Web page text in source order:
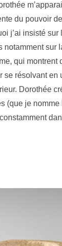
du pouvoir
j’ai insisté
notamment sur
qui montrent
se résolvant en
Dorothée
(que je nomme